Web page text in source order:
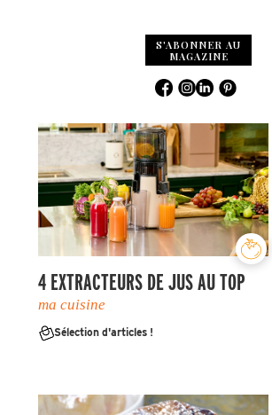
S'ABONNER AU
MAGAZINE
4 EXTRACTEURS DE JUS AU TOP
ma cuisine
Sélection d'articles !